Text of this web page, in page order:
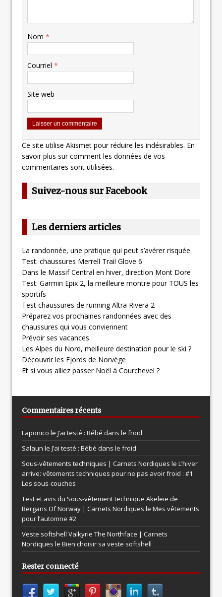
Nom *
Courriel *
Site web
Ce site utilise Akismet pour réduire les indésirables. En
savoir plus sur comment les données de vos
commentaires sont utilisées.
Suivez-nous sur Facebook
Les derniers articles
La randonnée, une pratique qui peut s’avérer risquée
Test: chaussures Merrell Trail Glove 6
Dans le Massif Central en hiver, direction Mont Dore
Test: Garmin Epix 2, la meilleure montre pour TOUS les
sportifs
Test chaussures de running Altra Rivera 2
Préparez vos prochaines randonnées avec des
chaussures qui vous conviennent
Prévoir ses vacances
Les Alpes du Nord, meilleure destination pour le ski ?
Découvrir les Fjords de Norvège
Et si vous alliez passer Noël à Courchevel ?
Commentaires récents
Laponico le J’ai testé : Bébé dans le froid
Salaun le J’ai testé : Bébé dans le froid
Sous-vêtements techniques | Carnets Nordiques le L’hiver
arrive: vêtements techniques pour ne pas avoir froid : #1
Les sous-couches
Test et avis du Sous-vêtement technique Akeleie de
Bergans Of Norway | Carnets Nordiques le Mes vêtements
pour l’automne #2
Veste softshell Valkyrie The Northface | Carnets
Nordiques le Bien choisir sa veste softshell
Rester connecté